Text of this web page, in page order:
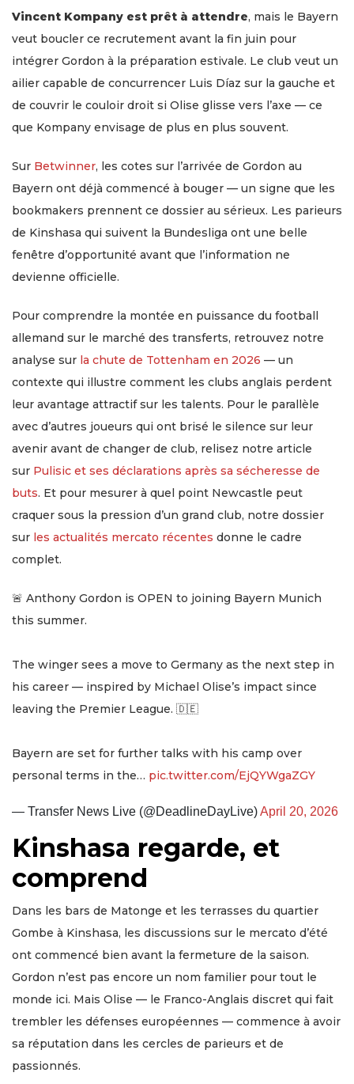
Vincent Kompany est prêt à attendre, mais le Bayern
veut boucler ce recrutement avant la fin juin pour
intégrer Gordon à la préparation estivale. Le club veut un
ailier capable de concurrencer Luis Díaz sur la gauche et
de couvrir le couloir droit si Olise glisse vers l’axe — ce
que Kompany envisage de plus en plus souvent.
Sur Betwinner, les cotes sur l’arrivée de Gordon au
Bayern ont déjà commencé à bouger — un signe que les
bookmakers prennent ce dossier au sérieux. Les parieurs
de Kinshasa qui suivent la Bundesliga ont une belle
fenêtre d’opportunité avant que l’information ne
devienne officielle.
Pour comprendre la montée en puissance du football
allemand sur le marché des transferts, retrouvez notre
analyse sur la chute de Tottenham en 2026 — un
contexte qui illustre comment les clubs anglais perdent
leur avantage attractif sur les talents. Pour le parallèle
avec d’autres joueurs qui ont brisé le silence sur leur
avenir avant de changer de club, relisez notre article
sur Pulisic et ses déclarations après sa sécheresse de
buts. Et pour mesurer à quel point Newcastle peut
craquer sous la pression d’un grand club, notre dossier
sur les actualités mercato récentes donne le cadre
complet.
🚨 Anthony Gordon is OPEN to joining Bayern Munich
this summer.
The winger sees a move to Germany as the next step in
his career — inspired by Michael Olise’s impact since
leaving the Premier League. 🇩🇪
Bayern are set for further talks with his camp over
personal terms in the… pic.twitter.com/EjQYWgaZGY
— Transfer News Live (@DeadlineDayLive)April 20, 2026
Kinshasa regarde, et
comprend
Dans les bars de Matonge et les terrasses du quartier
Gombe à Kinshasa, les discussions sur le mercato d’été
ont commencé bien avant la fermeture de la saison.
Gordon n’est pas encore un nom familier pour tout le
monde ici. Mais Olise — le Franco-Anglais discret qui fait
trembler les défenses européennes — commence à avoir
sa réputation dans les cercles de parieurs et de
passionnés.